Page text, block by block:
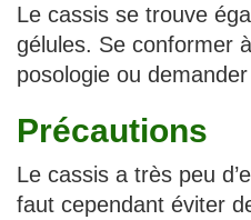
Le cassis se trouve
gélules. Se conformer
posologie ou demander
Précautions
Le cassis a très peu
faut cependant éviter